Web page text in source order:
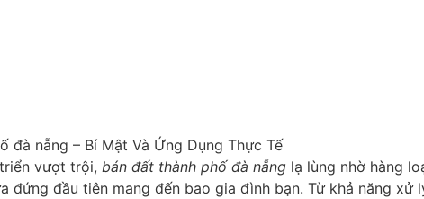
vượt trội, bán đất thành phố đà nẵng lạ lùng nhờ hàng
đứng đầu tiên mang đến bao gia đình bạn. Từ khả năng xử